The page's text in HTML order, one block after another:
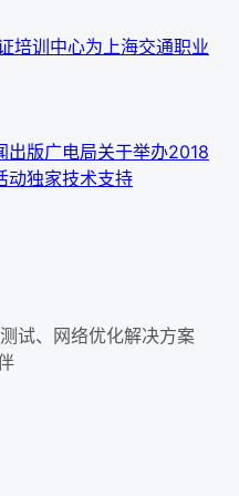
培训中心为上海交通职业
出版广电局关于举办2018
动独家技术支持
试、网络优化解决方案